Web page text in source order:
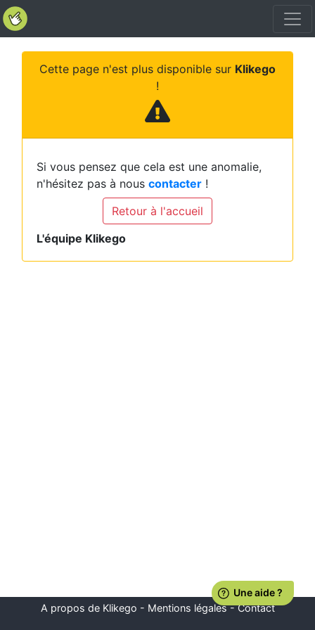
Cette page n'est plus disponible sur Klikego
!
Si vous pensez que cela est une anomalie,
n'hésitez pas à nous contacter !
Retour à l'accueil
L'équipe Klikego
A propos de Klikego - Mentions légales-Contact